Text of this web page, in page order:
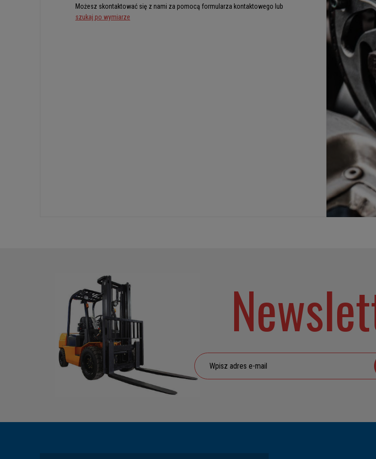
Możesz skontaktować się z nami za pomocą formularza kontaktowego lub
szukaj po wymiarze